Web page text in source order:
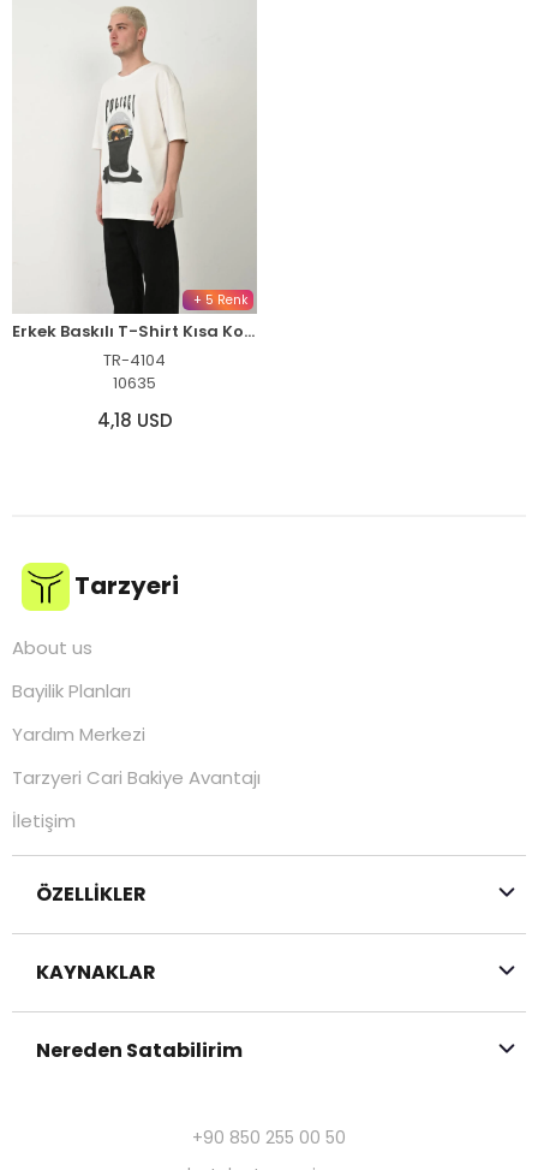
+ 5 Renk
Erkek Baskılı T-Shirt Kısa Kol Bisiklet Yaka Rahat Kalıp Tişört - Beyaz
TR-4104
10635
4,18 USD
Tarzyeri
About us
Bayilik Planları
Yardım Merkezi
Tarzyeri Cari Bakiye Avantajı
İletişim
ÖZELLİKLER
KAYNAKLAR
Nereden Satabilirim
+90 850 255 00 50